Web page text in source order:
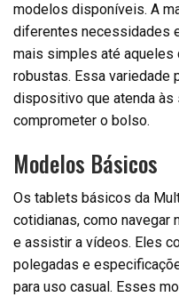
modelos disponíveis. A
diferentes necessidades
mais simples até
robustas. Essa variedade
dispositivo que atenda
comprometer o bolso.
Modelos Básicos
Os tablets básicos da
cotidianas, como navegar
e assistir a vídeos. Eles
polegadas e
para uso casual. Esses